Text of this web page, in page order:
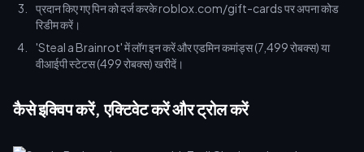
प्रदान किए गए पिन को दर्ज करके roblox.com/gift-cards पर अपना कोड
रिडीम करें।
'Steal a Brainrot' में लॉग इन करें और एडमिन कमांड्स (7,499 रोबक्स) या
वीआईपी स्टेटस (499 रोबक्स) खरीदें।
कैसे इक्विप करें, एक्टिवेट करें और ट्रोल करें